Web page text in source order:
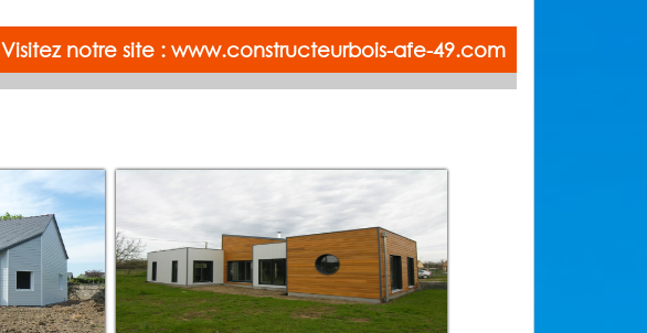
Visitez notre site : www.constructeurbois-afe-49.com